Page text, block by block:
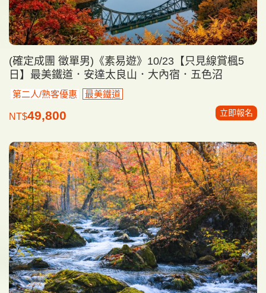
(確定成團 徵單男)《素易遊》10/23【只見線賞楓5
日】最美鐵道．安達太良山．大內宿．五色沼
第二人/熟客優惠 最美鐵道
NT$49,800 立即報名